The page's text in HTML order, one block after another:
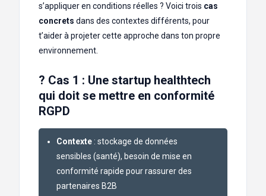
s’appliquer en conditions réelles ? Voici trois cas
concrets dans des contextes différents, pour
t’aider à projeter cette approche dans ton propre
environnement.
? Cas 1 : Une startup healthtech
qui doit se mettre en conformité
RGPD
Contexte : stockage de données
sensibles (santé), besoin de mise en
conformité rapide pour rassurer des
partenaires B2B